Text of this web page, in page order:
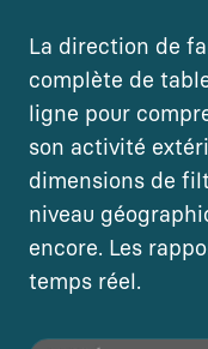
La direction de
complète de
ligne pour
son activité
dimensions de
niveau
encore. Les
temps réel.